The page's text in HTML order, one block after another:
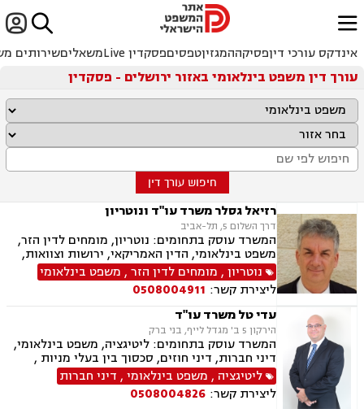

ﱐ
אינדקס עורכי דיןפסיקההמגזיןטפסיםפסקדין Live משאליםשירותים
עורך דין משפט בינלאומי באזור ירושלים - פסקדין
חיפוש עורך דין
רזיאל גסלר משרד עו"ד ונוטריון
דרך השלום 5, תל-אביב
המשרד עוסק בתחומים: נוטריון, מומחים לדין הזר,
משפט בינלאומי, הדין האמריקאי, ירושות וצוואות,
ברירת דין
נוטריון, מומחים לדין הזר, משפט בינלאומי
ליצירת קשר: 0508004911
עדי טל משרד עו"ד
הירקון 5 ב' מגדל לייף, בני ברק
המשרד עוסק בתחומים: ליטיגציה, משפט בינלאומי,
דיני חברות, דיני חוזים, סכסוך בין בעלי מניות ,
אזרחי מסחרי
ליטיגציה , משפט בינלאומי, דיני חברות
ליצירת קשר: 0508004826